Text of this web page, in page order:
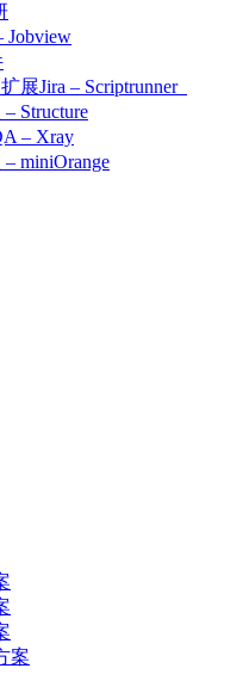
Jobview
展Jira – Scriptrunner
Structure
– Xray
miniOrange
案